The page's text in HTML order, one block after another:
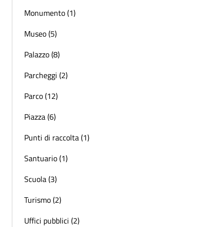
Monumento (1)
Museo (5)
Palazzo (8)
Parcheggi (2)
Parco (12)
Piazza (6)
Punti di raccolta (1)
Santuario (1)
Scuola (3)
Turismo (2)
Uffici pubblici (2)